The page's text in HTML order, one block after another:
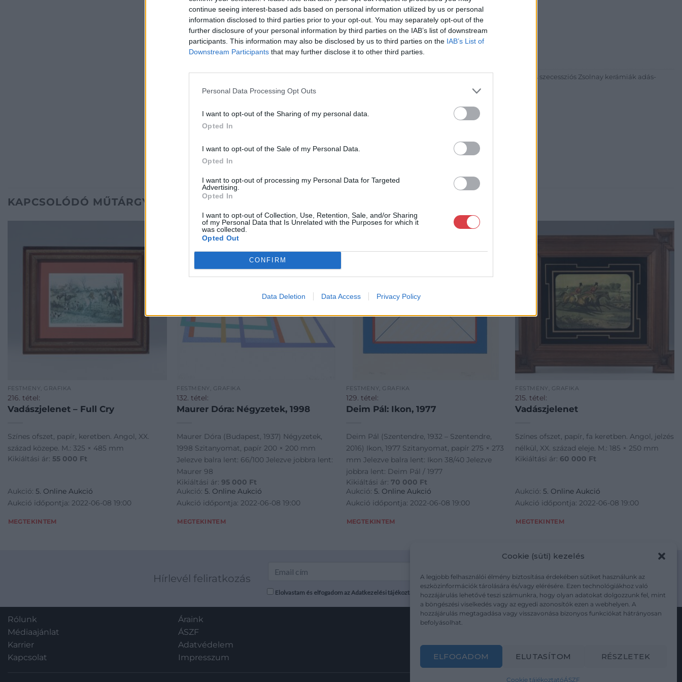
continue seeing interest-based ads based on personal information utilized by us or personal
information disclosed to third parties prior to your opt-out. You may separately opt-out of the
further disclosure of your personal information by third parties on the IAB’s list of downstream
participants. This information may also be disclosed by us to third parties on the IAB’s List of
Downstream Participants that may further disclose it to other third parties.
Personal Data Processing Opt Outs
I want to opt-out of the Sharing of my personal data.
Opted In
I want to opt-out of the Sale of my Personal Data.
Opted In
I want to opt-out of processing my Personal Data for Targeted
Advertising.
Opted In
I want to opt-out of Collection, Use, Retention, Sale, and/or Sharing
of my Personal Data that Is Unrelated with the Purposes for which it
was collected.
Opted Out
CONFIRM
Data Deletion Data Access Privacy Policy
Cookie (süti) kezelés
A legjobb felhasználói élmény biztosítása érdekében sütiket használunk az
eszközinformációk tárolására és/vagy elérésére. Ezen technológiákhoz való
hozzájárulás lehetővé teszi számunkra, hogy olyan adatokat dolgozzunk fel, mint
a böngészési viselkedés vagy az egyedi azonosítók ezen a webhelyen. A
hozzájárulás megtagadása vagy visszavonása bizonyos funkciókat hátrányosan
befolyásolhat.
ELFOGADOM ELUTASÍTOM RÉSZLETEK
Cookie tájékoztatóÁSZF
Cím: Nemes Zsófia
Mű-Terem Galéria Kft.
1055 Budapest, Falk Miksa u. 30
Telefon: 36-1-312-2071, 269-4681 269-4681
Bemutatkozás: Kiemelkedő kvalitású 19. és 20. századi magyar festészet és szecessziós Zsolnay kerámiák adás-
vétele és aukcionálása. Exkluzív aukciók évente 3 alkalommal.
GALÉRIA TOVÁBBI MŰTÁRGYAI
KAPCSOLÓDÓ MŰTÁRGYAK
FESTMÉNY, GRAFIKA
216. tétel:
Vadászjelenet – Full Cry
Színes ofszet, papír, keretben. Angol, XX.
század közepe. M.: 325 × 485 mm
Kikiáltási ár: 55 000 Ft
Aukció: 5. Online Aukció
Aukció időpontja: 2022-06-08 19:00
MEGTEKINTEM
FESTMÉNY, GRAFIKA
132. tétel:
Maurer Dóra: Négyzetek, 1998
Maurer Dóra (Budapest, 1937) Négyzetek,
1998 Szitanyomat, papír 200 × 200 mm
Jelezve balra lent: 66/100 Jelezve jobbra lent:
Maurer 98
Kikiáltási ár: 95 000 Ft
Aukció:5. Online Aukció
Aukció időpontja: 2022-06-08 19:00
MEGTEKINTEM
FESTMÉNY, GRAFIKA
129. tétel:
Deim Pál: Ikon, 1977
Deim Pál (Szentendre, 1932 – Szentendre,
2016) Ikon, 1977 Szitanyomat, papír 275 × 273
mm Jelezve balra lent: Ikon 38/40 Jelezve
jobbra lent: Deim Pál / 1977
Kikiáltási ár: 70 000 Ft
Aukció: 5. Online Aukció
Aukció időpontja: 2022-06-08 19:00
MEGTEKINTEM
FESTMÉNY, GRAFIKA
215. tétel:
Vadászjelenet
Színes ofszet, papír, fa keretben. Angol, jelzés
nélkül, XX. század eleje. M.: 185 × 250 mm
Kikiáltási ár: 60 000 Ft
Aukció:5. Online Aukció
Aukció időpontja: 2022-06-08 19:00
MEGTEKINTEM
Hírlevél feliratkozás
Elolvastam és elfogadom az Adatkezelési tájékoztatót: mutargy.com/adatkezelesi-tajekoztato/
Rólunk
Médiaajánlat
Karrier
Kapcsolat
Áraink
ÁSZF
Adatvédelem
Impresszum